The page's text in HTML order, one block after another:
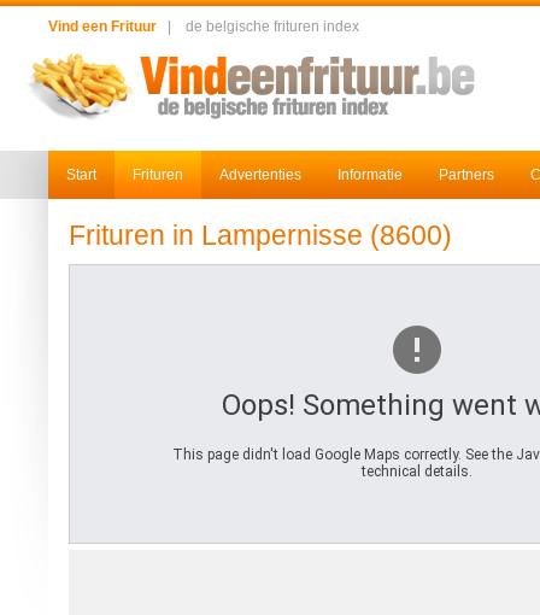
Vind een Frituur de belgische frituren index
Start Frituren Advertenties Informatie Partners
Frituren in Lampernisse (8600)
Oops! Something went
This page didn't load Google Maps correctly. See the
technical details.